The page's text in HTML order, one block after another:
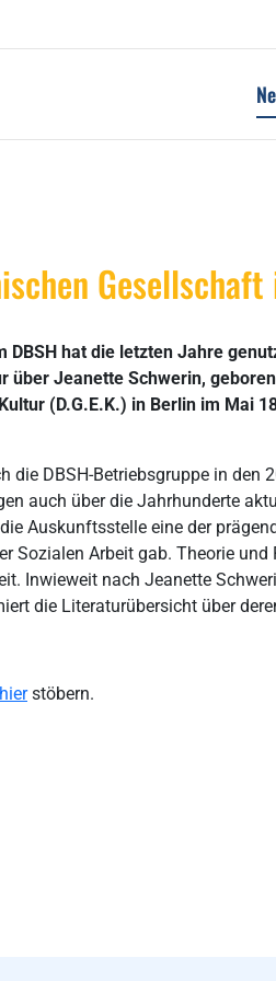
hat die letzten Jahre
Jeanette Schwerin,
(D.G.E.K.) in Berlin im Mai
DBSH-Betriebsgruppe in
auch über die Jahrhunderte
Auskunftsstelle eine der
Sozialen Arbeit gab. Theorie
Inwieweit nach Jeanette
die Literaturübersicht über
hierstöbern.